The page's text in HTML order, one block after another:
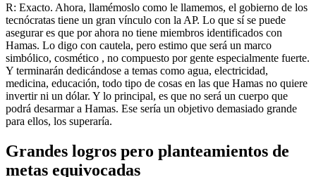
R: Exacto. Ahora, llamémoslo como le llamemos, el gobierno de los
tecnócratas tiene un gran vínculo con la AP. Lo que sí se puede
asegurar es que por ahora no tiene miembros identificados con
Hamas. Lo digo con cautela, pero estimo que será un marco
simbólico, cosmético , no compuesto por gente especialmente fuerte.
Y terminarán dedicándose a temas como agua, electricidad,
medicina, educación, todo tipo de cosas en las que Hamas no quiere
invertir ni un dólar. Y lo principal, es que no será un cuerpo que
podrá desarmar a Hamas. Ese sería un objetivo demasiado grande
para ellos, los superaría.
Grandes logros pero planteamientos de
metas equivocadas